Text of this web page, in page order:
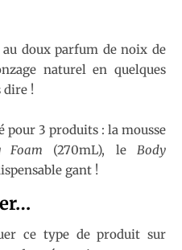
doux parfum de noix de
naturel en quelques
dire !
pour 3 produits : la mousse
Foam (270mL), le Body
gant !
ce type de produit sur